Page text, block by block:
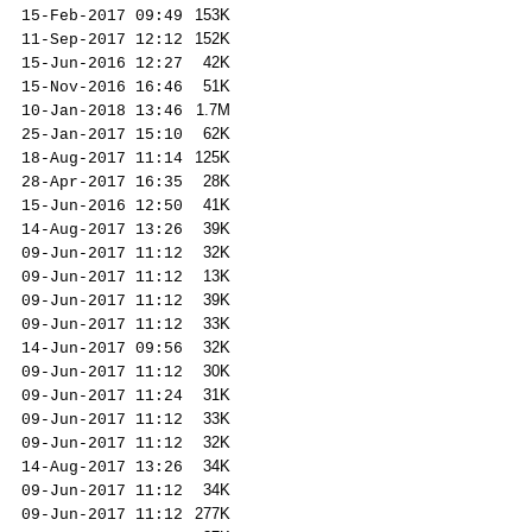
15-Feb-2017 09:49
153K
11-Sep-2017 12:12
152K
15-Jun-2016 12:27
42K
15-Nov-2016 16:46
51K
10-Jan-2018 13:46
1 .7M
25-Jan-2017 15:10
62K
18-Aug-2017 11:14
125K
28-Apr-2017 16:35
28K
15-Jun-2016 12:50
41K
14-Aug-2017 13:26
39K
09-Jun-2017 11:12
32K
09-Jun-2017 11:12
13K
09-Jun-2017 11:12
39K
09-Jun-2017 11:12
33K
14-Jun-2017 09:56
32K
09-Jun-2017 11:12
30K
09-Jun-2017 11:24
31K
09-Jun-2017 11:12
33K
09-Jun-2017 11:12
32K
14-Aug-2017 13:26
34K
09-Jun-2017 11:12
34K
09-Jun-2017 11:12
277K